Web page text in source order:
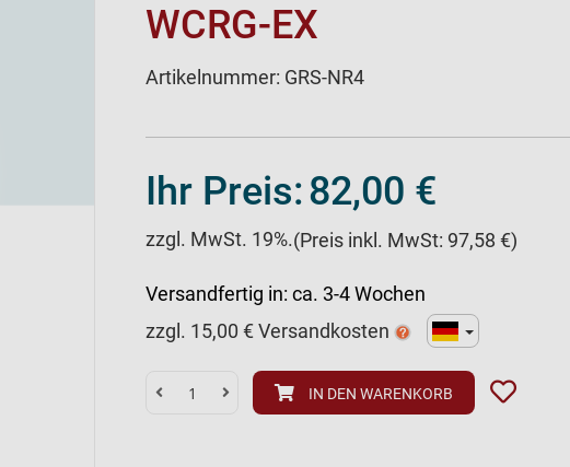
WCRG-EX
Artikelnummer: GRS-NR4
Ihr Preis:82,00 €
zzgl. MwSt. 19%.(Preis inkl. MwSt: 97,58 €)
Versandfertig in: ca. 3-4 Wochen
zzgl. 15,00 € Versandkosten
IN DEN WARENKORB